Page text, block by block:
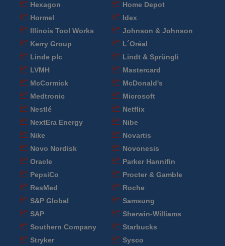
Hexagon
Home Depot
Hormel
Idex
Illinois Tool Works
Johnson & Johnson
Kerry Group
L´Oréal
Linde plc
Lindt & Sprüngli
LVMH
Mastercard
McCormick
McDonald's
Medtronic
Microsoft
Nestlé
Netflix
NextEra Energy
Nibe
Nike
Novartis
Novo Nordisk
Novonesis
Oracle
Parker Hannifin
PepsiCo
Procter & Gamble
ResMed
Roche
S&P Global
Samsung
SAP
Sherwin-Williams
Southern Company
Starbucks
Stryker
Sysco